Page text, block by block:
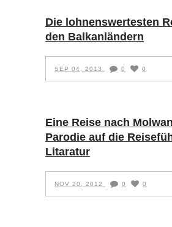
Die lohnenswertesten
den Balkanländern
SEP 04, 2013 0 0
Eine Reise nach
Parodie auf die
Litaratur
NOV 20, 2012 0 0